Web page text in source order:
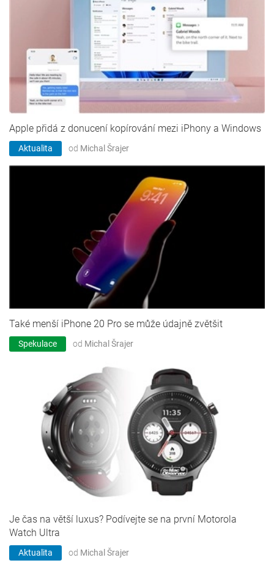
Apple přidá z donucení kopírování mezi iPhony a Windows
Aktualita od Michal Šrajer
Také menší iPhone 20 Pro se může údajně zvětšit
Spekulace od Michal Šrajer
Je čas na větší luxus? Podívejte se na první Motorola
Watch Ultra
Aktualita od Michal Šrajer